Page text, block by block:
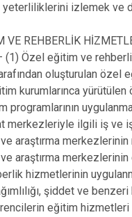
yeterliliklerini izlemek ve
VE REHBERLİK
(1) Özel eğitim ve
oluşturulan özel
kurumlarınca yürütülen
programlarının
merkezleriyle ilgili iş ve
araştırma
araştırma merkezlerinin
hizmetlerinin
şiddet ve
eğitim hizmetleri